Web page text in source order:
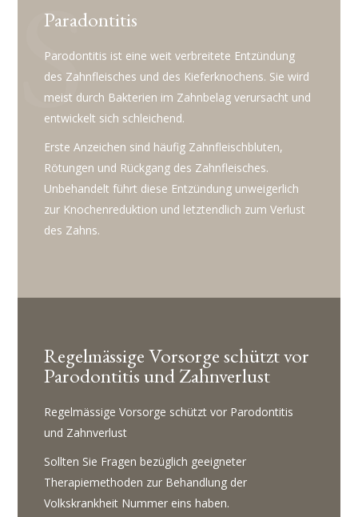
Paradontitis
Parodontitis ist eine weit verbreitete Entzündung
des Zahnfleisches und des Kieferknochens. Sie wird
meist durch Bakterien im Zahnbelag verursacht und
entwickelt sich schleichend.
Erste Anzeichen sind häufig Zahnfleischbluten,
Rötungen und Rückgang des Zahnfleisches.
Unbehandelt führt diese Entzündung unweigerlich
zur Knochenreduktion und letztendlich zum Verlust
des Zahns.
Regelmässige Vorsorge schützt vor
Parodontitis und Zahnverlust
Regelmässige Vorsorge schützt vor Parodontitis
und Zahnverlust
Sollten Sie Fragen bezüglich geeigneter
Therapiemethoden zur Behandlung der
Volkskrankheit Nummer eins haben.